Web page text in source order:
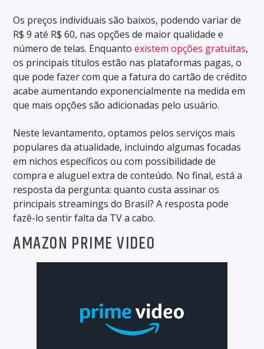
Os preços individuais são baixos, podendo variar de
R$ 9 até R$ 60, nas opções de maior qualidade e
número de telas. Enquantoexistem opções gratuitas,
os principais títulos estão nas plataformas pagas, o
que pode fazer com que a fatura do cartão de crédito
acabe aumentando exponencialmente na medida em
que mais opções são adicionadas pelo usuário.
Neste levantamento, optamos pelos serviços mais
populares da atualidade, incluindo algumas focadas
em nichos específicos ou com possibilidade de
compra e aluguel extra de conteúdo. No final, está a
resposta da pergunta: quanto custa assinar os
principais streamings do Brasil? A resposta pode
fazê-lo sentir falta da TV a cabo.
AMAZON PRIME VIDEO